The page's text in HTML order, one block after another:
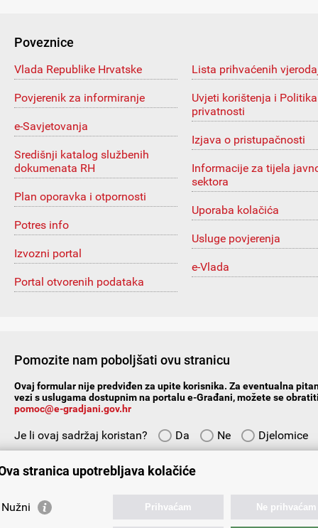
Poveznice
Vlada Republike Hrvatske
Povjerenik za informiranje
e-Savjetovanja
Središnji katalog službenih
dokumenata RH
Plan oporavka i otpornosti
Potres info
Izvozni portal
Portal otvorenih podataka
Lista prihvaćenih
Uvjeti korištenja i Politika
privatnosti
Izjava o pristupačnosti
Informacije za tijela
sektora
Uporaba kolačića
Usluge povjerenja
e-Vlada
Pomozite nam poboljšati ovu stranicu
Ovaj formular nije predviđen za upite korisnika. Za eventualna
vezi s uslugama dostupnim na portalu e-Građani, možete se
pomoc@e-gradjani.gov.hr
Je li ovaj sadržaj koristan? Da Ne
Djelomice
stranica upotrebljava kolačiće
Nužni Prihvaćam Ne prihvaćam